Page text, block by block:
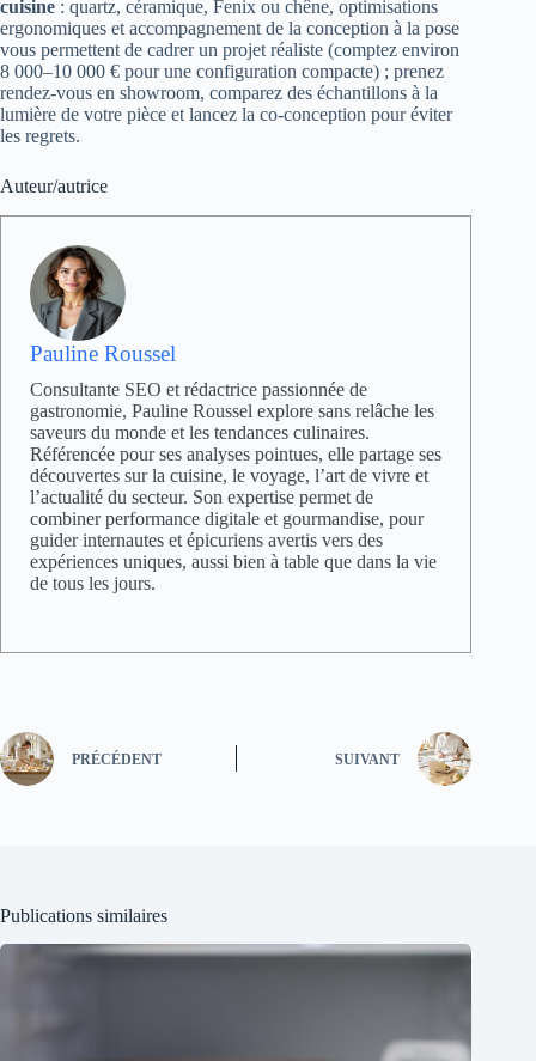
cuisine : quartz, céramique, Fenix ou chêne, optimisations
ergonomiques et accompagnement de la conception à la pose
vous permettent de cadrer un projet réaliste (comptez environ
8 000–10 000 € pour une configuration compacte) ; prenez
rendez‑vous en showroom, comparez des échantillons à la
lumière de votre pièce et lancez la co‑conception pour éviter
les regrets.
Auteur/autrice
Pauline Roussel
Consultante SEO et rédactrice passionnée de
gastronomie, Pauline Roussel explore sans relâche les
saveurs du monde et les tendances culinaires.
Référencée pour ses analyses pointues, elle partage ses
découvertes sur la cuisine, le voyage, l’art de vivre et
l’actualité du secteur. Son expertise permet de
combiner performance digitale et gourmandise, pour
guider internautes et épicuriens avertis vers des
expériences uniques, aussi bien à table que dans la vie
de tous les jours.
PRÉCÉDENT SUIVANT
Publications similaires